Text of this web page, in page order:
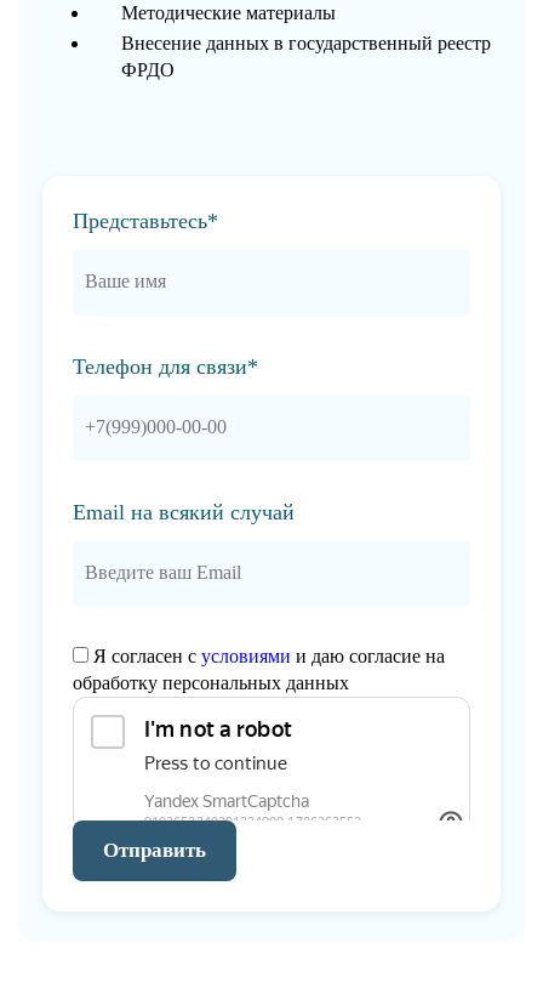
Методические материалы
Внесение данных в государственный реестр
ФРДО
Представьтесь*
Телефон для связи*
Email на всякий случай
Я согласен с условиями и даю согласие на
обработку персональных данных
Отправить